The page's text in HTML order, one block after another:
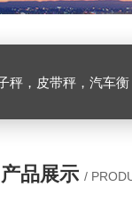
秤，皮带秤，汽车
产品展示 /